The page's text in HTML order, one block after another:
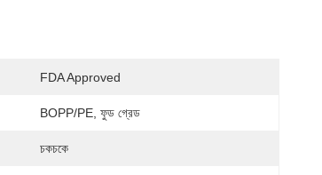
FDA Approved
BOPP/PE, ফুড গ্রেড
চকচকে